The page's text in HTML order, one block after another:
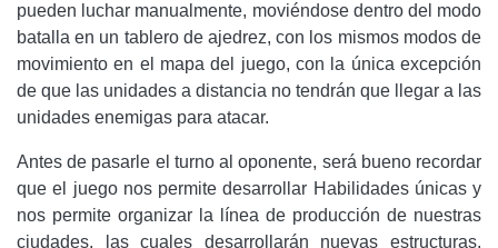
pueden luchar manualmente, moviéndose dentro del modo
batalla en un tablero de ajedrez, con los mismos modos de
movimiento en el mapa del juego, con la única excepción
de que las unidades a distancia no tendrán que llegar a las
unidades enemigas para atacar.
Antes de pasarle el turno al oponente, será bueno recordar
que el juego nos permite desarrollar Habilidades únicas y
nos permite organizar la línea de producción de nuestras
ciudades, las cuales desarrollarán nuevas estructuras,